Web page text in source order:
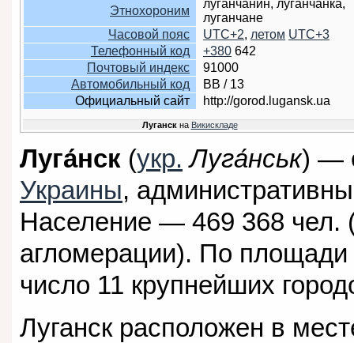
Этнохороним
луганчанин, луганчанка,
луганчане
Часовой пояс
UTC+2, летом UTC+3
Телефонный код
+380 642
Почтовый индекс
91000
Автомобильный код
BB / 13
Официальный сайт
http://gorod.lugansk.ua
Луганскна Викискладе
Луга́нск (укр. Луга́нськ) —
Украины,
Население — 469 368 чел.
агломерации). По площади
число 11 крупнейших
Луганск расположен в